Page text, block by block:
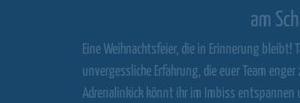
am
Eine Weihnachtsfeier, die in Erinnerung
unvergessliche Erfahrung, die euer Team
Adrenalinkick könnt ihr im Imbiss entspannen